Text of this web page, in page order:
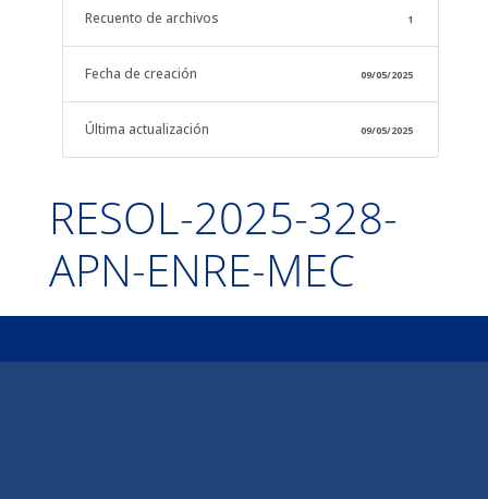
Recuento de archivos 1
Fecha de creación 09/05/2025
Última actualización 09/05/2025
RESOL-2025-328-
APN-ENRE-MEC